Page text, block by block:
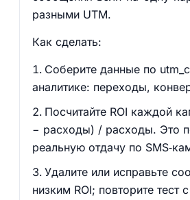
разными UTM.
Как сделать:
Соберите данные по
аналитике: переходы,
Посчитайте ROI каждой
− расходы) / расходы. Это
реальную отдачу по
Удалите или исправьте
низким ROI; повторите тест